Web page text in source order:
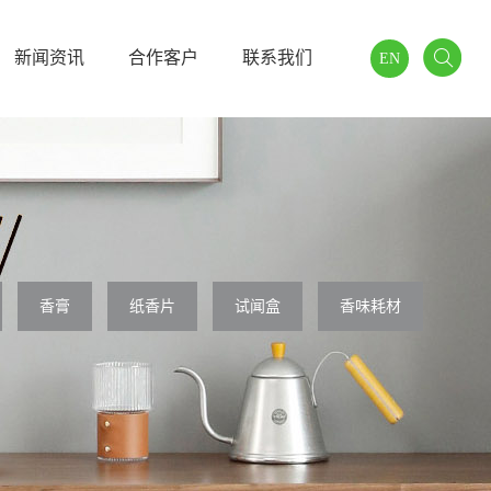
EN
新闻资讯 合作客户 联系我们
香膏 纸香片 试闻盒 香味耗材